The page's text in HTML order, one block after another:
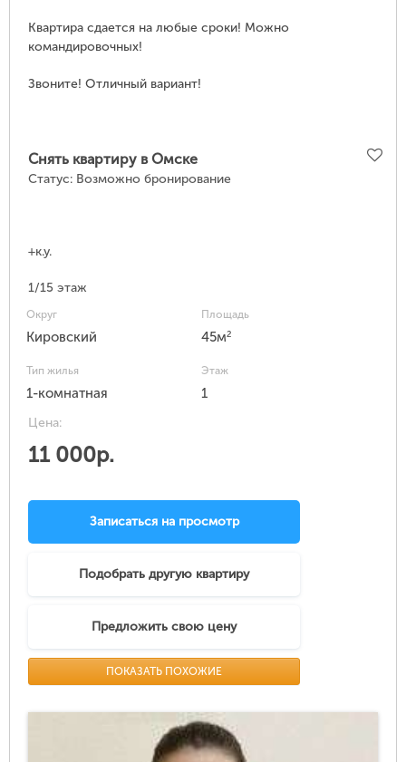
Квартира сдается на любые сроки! Можно
командировочных!
Звоните! Отличный вариант!
Снять квартиру в Омске
Статус: Возможно бронирование
+к.у.
1/15 этаж
Округ
Кировский
Площадь
45м2
Тип жилья
1-комнатная
Этаж
1
Цена:
11 000р.
Записаться на просмотр
Подобрать другую квартиру
Предложить свою цену
ПОКАЗАТЬ ПОХОЖИЕ